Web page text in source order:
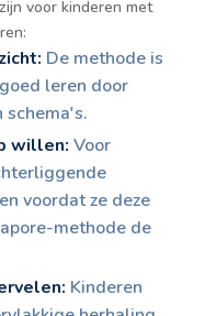
voor kinderen met
De methode is
leren door
schema's.
willen: Voor
voordat ze deze
methode de
Kinderen